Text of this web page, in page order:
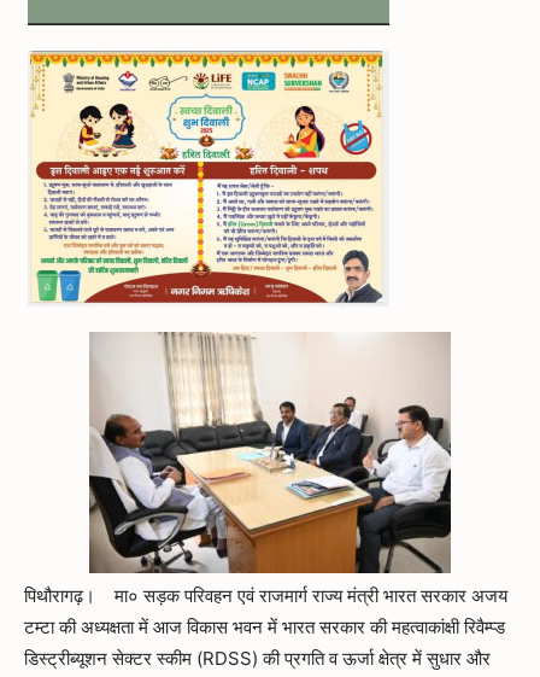
पिथौरागढ़। मा० सड़क परिवहन एवं राजमार्ग राज्य मंत्री भारत सरकार अजय
टम्टा की अध्यक्षता में आज विकास भवन में भारत सरकार की महत्वाकांक्षी रिवैम्प्ड
डिस्ट्रीब्यूशन सेक्टर स्कीम (RDSS) की प्रगति व ऊर्जा क्षेत्र में सुधार और